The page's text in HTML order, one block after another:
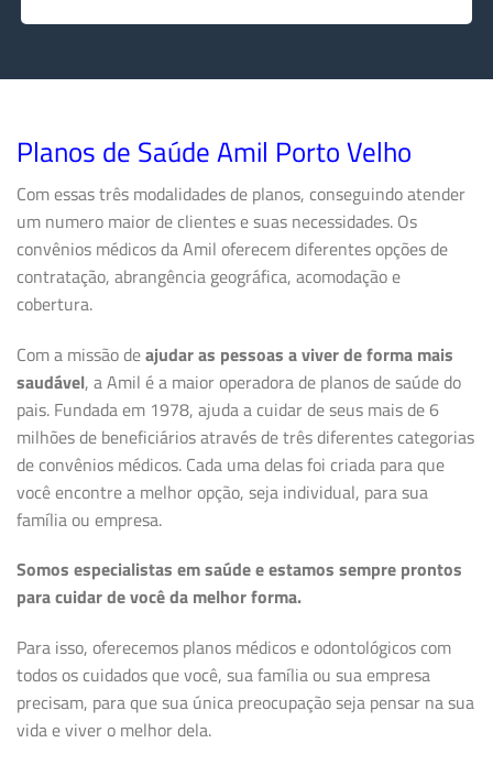
Planos de Saúde Amil Porto Velho
Com essas três modalidades de planos, conseguindo atender
um numero maior de clientes e suas necessidades. Os
convênios médicos da Amil oferecem diferentes opções de
contratação, abrangência geográfica, acomodação e
cobertura.
Com a missão deajudar as pessoas a viver de forma mais
saudável, a Amil é a maior operadora de planos de saúde do
pais. Fundada em 1978, ajuda a cuidar de seus mais de 6
milhões de beneficiários através de três diferentes categorias
de convênios médicos. Cada uma delas foi criada para que
você encontre a melhor opção, seja individual, para sua
família ou empresa.
Somos especialistas em saúde e estamos sempre prontos
para cuidar de você da melhor forma.
Para isso, oferecemos planos médicos e odontológicos com
todos os cuidados que você, sua família ou sua empresa
precisam, para que sua única preocupação seja pensar na sua
vida e viver o melhor dela.